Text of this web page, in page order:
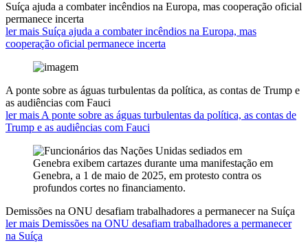
Suíça ajuda a combater incêndios na Europa, mas cooperação oficial
permanece incerta
ler mais Suíça ajuda a combater incêndios na Europa, mas
cooperação oficial permanece incerta
A ponte sobre as águas turbulentas da política, as contas de Trump e
as audiências com Fauci
ler mais A ponte sobre as águas turbulentas da política, as contas de
Trump e as audiências com Fauci
Demissões na ONU desafiam trabalhadores a permanecer na Suíça
ler mais Demissões na ONU desafiam trabalhadores a permanecer
na Suíça